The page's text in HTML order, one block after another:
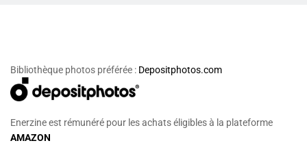
Bibliothèque photos préférée : Depositphotos.com
Enerzine est rémunéré pour les achats éligibles à la plateforme
AMAZON